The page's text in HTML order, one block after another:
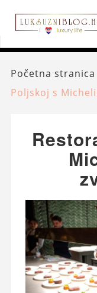
Početna stranica
Poljskoj s